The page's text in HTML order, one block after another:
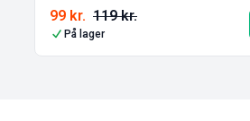
119kr.
99 kr.
På lager